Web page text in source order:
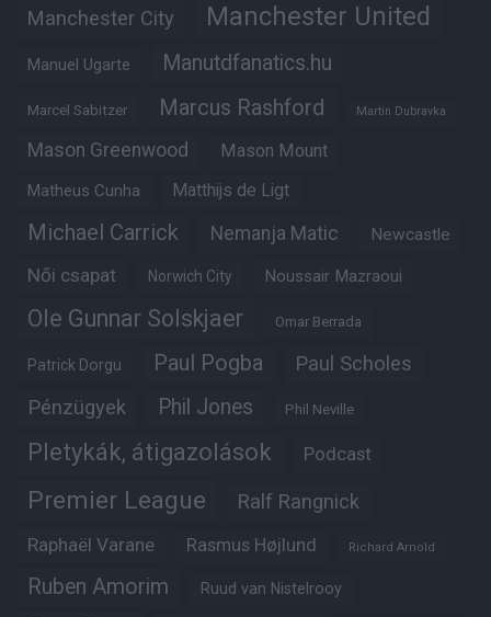
Manchester City Manchester United
Manuel Ugarte Manutdfanatics.hu
Marcel Sabitzer Marcus Rashford Martin Dubravka
Mason Greenwood Mason Mount
Matheus Cunha Matthijs de Ligt
Michael Carrick Nemanja Matic Newcastle
Női csapat Norwich City Noussair Mazraoui
Ole Gunnar Solskjaer Omar Berrada
Patrick Dorgu Paul Pogba Paul Scholes
Pénzügyek Phil Jones Phil Neville
Pletykák, átigazolások Podcast
Premier League Ralf Rangnick
Raphaël Varane Rasmus Højlund Richard Arnold
Ruben Amorim Ruud van Nistelrooy